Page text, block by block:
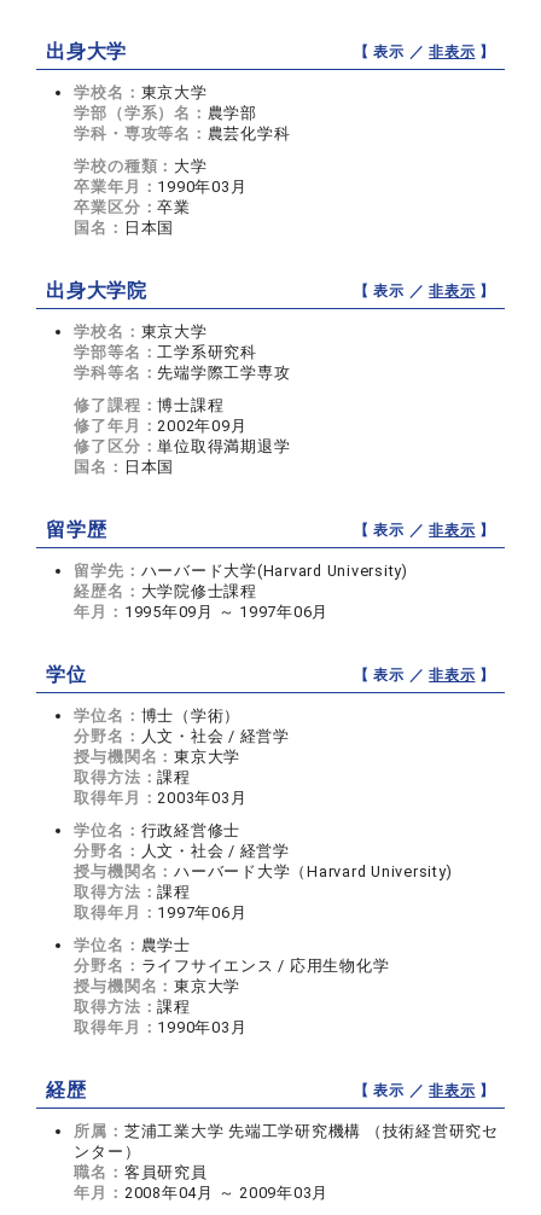
出身大学 【 表示 ／非表示 】
学校名： 東京大学
学部（学系）名： 農学部
学科・専攻等名： 農芸化学科
学校の種類： 大学
卒業年月： 1990年03月
卒業区分：卒業
国名： 日本国
出身大学院 【 表示 ／非表示 】
学校名： 東京大学
学部等名：工学系研究科
学科等名：先端学際工学専攻
修了課程：博士課程
修了年月：2002年09月
修了区分：単位取得満期退学
国名： 日本国
留学歴 【 表示 ／非表示 】
留学先： ハーバード大学(Harvard University)
経歴名： 大学院修士課程
年月： 1995年09月 ～ 1997年06月
学位 【 表示 ／非表示 】
学位名： 博士（学術）
分野名： 人文・社会 / 経営学
授与機関名：東京大学
取得方法：課程
取得年月：2003年03月
学位名： 行政経営修士
分野名： 人文・社会 / 経営学
授与機関名：ハーバード大学（Harvard University)
取得方法：課程
取得年月： 1997年06月
学位名： 農学士
分野名： ライフサイエンス / 応用生物化学
授与機関名：東京大学
取得方法：課程
取得年月： 1990年03月
経歴 【 表示 ／非表示 】
所属： 芝浦工業大学 先端工学研究機構 （技術経営研究セ
ンター）
職名： 客員研究員
年月： 2008年04月 ～ 2009年03月